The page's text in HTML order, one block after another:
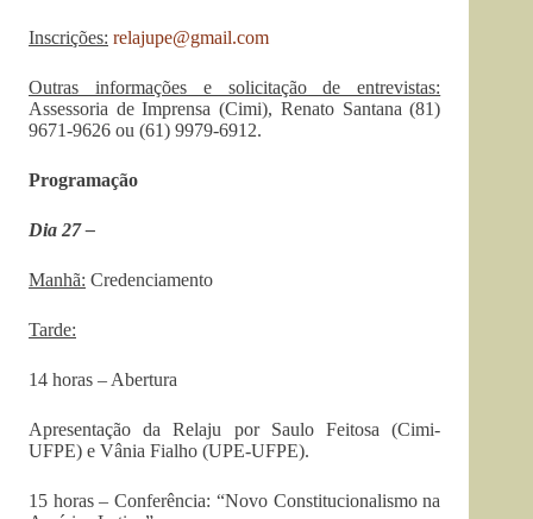
Inscrições: relajupe@gmail.com
Outras informações e solicitação de entrevistas:
Assessoria de Imprensa (Cimi), Renato Santana (81)
9671-9626 ou (61) 9979-6912.
Programação
Dia 27 –
Manhã: Credenciamento
Tarde:
14 horas – Abertura
Apresentação da Relaju por Saulo Feitosa (Cimi-
UFPE) e Vânia Fialho (UPE-UFPE).
15 horas – Conferência: “Novo Constitucionalismo na